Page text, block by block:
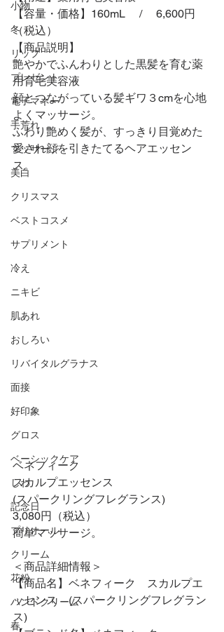
小物
冬
リップ
プレゼント
電子マネー
手荒れ
マッサージ
美白
クリスマス
ベストコスメ
サプリメント
冷え
ニキビ
肌あれ
おしろい
リバイタルグラナス
面接
好印象
グロス
ベーシックケア
しわ
記念日
プリオール
クリーム
花粉
ハンドクリーム
春
【容量・価格】160mL 　/ 　6,600円
（税込）
【商品説明】
艶やかでふんわりとした黒髪を育む薬
用育毛美容液
顔とつながっている髪ギワ３cmを心地
よくマッサージ。
ふわり艶めく髪が、すっきり目覚めた
愛され顔を引きたてるヘアエッセン
ス。
ベネフィーク
スカルプエッセンス
(スパークリングフレグランス)
3,080円（税込）
簡単マッサージ。
＜商品詳細情報＞
【商品名】ベネフィーク　スカルプエ
ッセンス　(スパークリングフレグラン
ス)